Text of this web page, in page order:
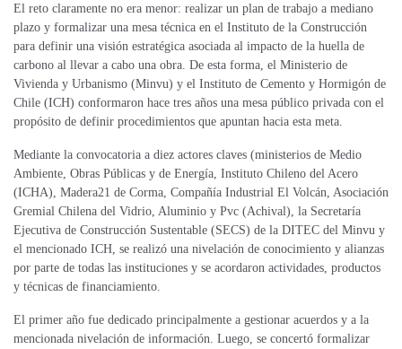
El reto claramente no era menor: realizar un plan de trabajo a mediano
plazo y formalizar una mesa técnica en el Instituto de la Construcción
para definir una visión estratégica asociada al impacto de la huella de
carbono al llevar a cabo una obra. De esta forma, el Ministerio de
Vivienda y Urbanismo (Minvu) y el Instituto de Cemento y Hormigón de
Chile (ICH) conformaron hace tres años una mesa público privada con el
propósito de definir procedimientos que apuntan hacia esta meta.
Mediante la convocatoria a diez actores claves (ministerios de Medio
Ambiente, Obras Públicas y de Energía, Instituto Chileno del Acero
(ICHA), Madera21 de Corma, Compañía Industrial El Volcán, Asociación
Gremial Chilena del Vidrio, Aluminio y Pvc (Achival), la Secretaría
Ejecutiva de Construcción Sustentable (SECS) de la DITEC del Minvu y
el mencionado ICH, se realizó una nivelación de conocimiento y alianzas
por parte de todas las instituciones y se acordaron actividades, productos
y técnicas de financiamiento.
El primer año fue dedicado principalmente a gestionar acuerdos y a la
mencionada nivelación de información. Luego, se concertó formalizar